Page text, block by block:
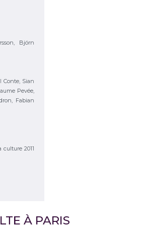
Björn
Conte, Sian
Pevée,
Fabian
culture 2011
À PARIS